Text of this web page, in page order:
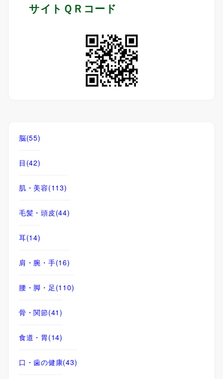
サイトＱＲコード
脳(55)
目 (42)
肌・美容(113)
毛髪・頭皮(44)
耳(14)
肩・腕・手(16)
腰・脚・足 (110)
骨・関節(41)
食道・胃 (14)
口・歯の健康(43)